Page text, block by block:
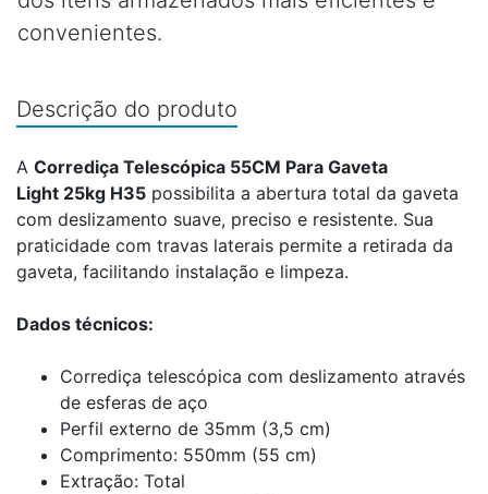
convenientes.
Descrição do produto
A Corrediça Telescópica 55CM Para Gaveta
Light 25kg H35 possibilita a abertura total da gaveta
com deslizamento suave, preciso e resistente. Sua
praticidade com travas laterais permite a retirada da
gaveta, facilitando instalação e limpeza.
Dados técnicos:
Corrediça telescópica com deslizamento através
de esferas de aço
Perfil externo de 35mm (3,5 cm)
Comprimento: 550mm (55 cm)
Extração: Total